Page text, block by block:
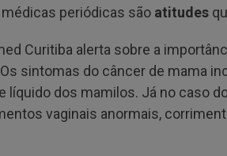
periódicas são atitudes
Curitiba alerta sobre a
sintomas do câncer de mama
líquido dos mamilos. Já no caso
vaginais anormais,